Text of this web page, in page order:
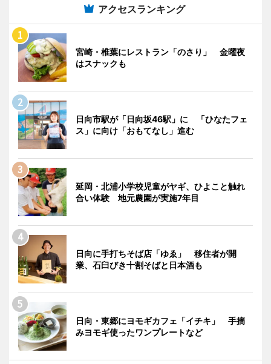
アクセスランキング
宮崎・椎葉にレストラン「のさり」 金曜夜
はスナックも
日向市駅が「日向坂46駅」に 「ひなたフェ
ス」に向け「おもてなし」進む
延岡・北浦小学校児童がヤギ、ひよこと触れ
合い体験 地元農園が実施7年目
日向に手打ちそば店「ゆゑ」 移住者が開
業、石臼びき十割そばと日本酒も
日向・東郷にヨモギカフェ「イチキ」 手摘
みヨモギ使ったワンプレートなど